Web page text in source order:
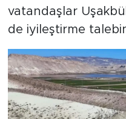
vatandaşlar
de iyileştirme